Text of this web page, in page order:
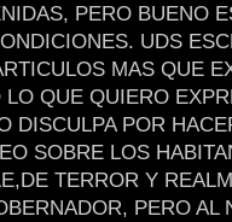
PERO BUENO
UDS
MAS QUE
QUE QUIERO
DISCULPA POR
SOBRE LOS
TERROR Y
PERO AL